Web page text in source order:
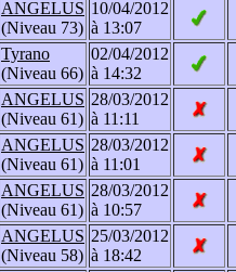
ANGELUS
(Niveau 73)
10/04/2012
à 13:07
Tyrano
(Niveau 66)
02/04/2012
à 14:32
ANGELUS
(Niveau 61)
28/03/2012
à 11:11
ANGELUS
(Niveau 61)
28/03/2012
à 11:01
ANGELUS
(Niveau 61)
28/03/2012
à 10:57
ANGELUS
(Niveau 58)
25/03/2012
à 18:42